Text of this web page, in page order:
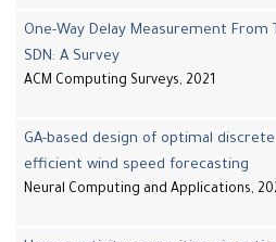
One-Way Delay
SDN: A Survey
ACM Computing Surveys, 2021
GA-based design of optimal
efficient wind speed
Neural Computing and